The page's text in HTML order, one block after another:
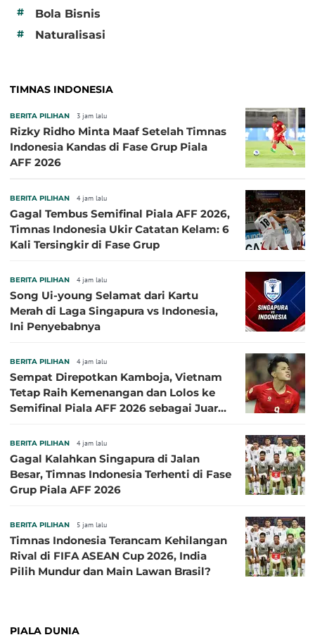
# Bola Bisnis
# Naturalisasi
TIMNAS INDONESIA
BERITA PILIHAN 3 jam lalu
Rizky Ridho Minta Maaf Setelah Timnas
Indonesia Kandas di Fase Grup Piala
AFF 2026
BERITA PILIHAN 4 jam lalu
Gagal Tembus Semifinal Piala AFF 2026,
Timnas Indonesia Ukir Catatan Kelam: 6
Kali Tersingkir di Fase Grup
BERITA PILIHAN 4 jam lalu
Song Ui-young Selamat dari Kartu
Merah di Laga Singapura vs Indonesia,
Ini Penyebabnya
BERITA PILIHAN 4 jam lalu
Sempat Direpotkan Kamboja, Vietnam
Tetap Raih Kemenangan dan Lolos ke
Semifinal Piala AFF 2026 sebagai Juara
BERITA PILIHAN 4 jam lalu
Gagal Kalahkan Singapura di Jalan
Besar, Timnas Indonesia Terhenti di Fase
Grup Piala AFF 2026
BERITA PILIHAN 5 jam lalu
Timnas Indonesia Terancam Kehilangan
Rival di FIFA ASEAN Cup 2026, India
Pilih Mundur dan Main Lawan Brasil?
PIALA DUNIA